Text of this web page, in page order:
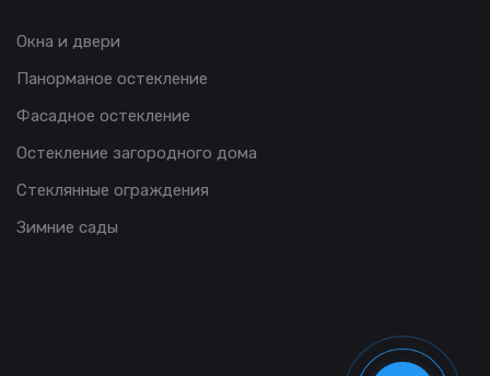
Окна и двери
Панорманое остекление
Фасадное остекление
Остекление загородного дома
Стеклянные ограждения
Зимние сады